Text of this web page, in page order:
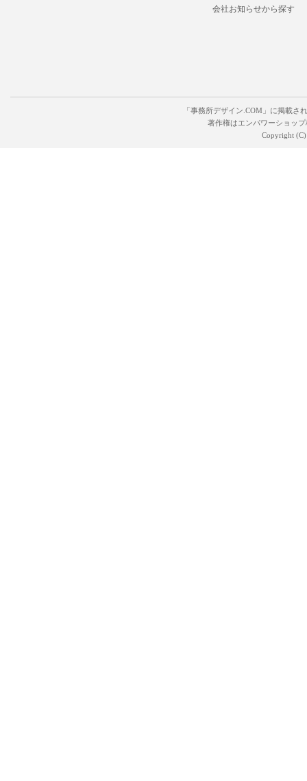
会社お知らせから探す
「事務所デザイン.COM」に掲載さ
著作権はエンパワーショッ
Copyright